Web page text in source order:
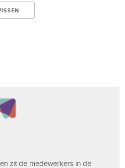
zit de medewerkers in de